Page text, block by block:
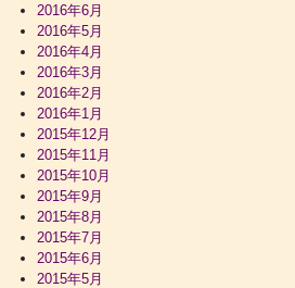
2016年6月
2016年5月
2016年4月
2016年3月
2016年2月
2016年1月
2015年12月
2015年11月
2015年10月
2015年9月
2015年8月
2015年7月
2015年6月
2015年5月